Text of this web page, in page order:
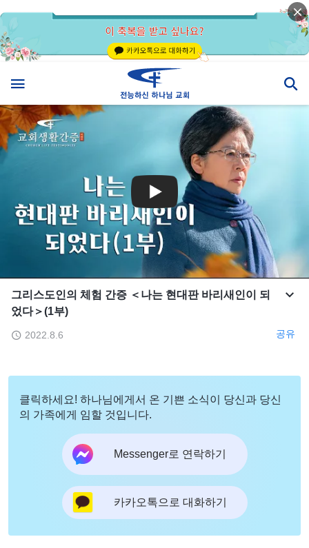
그리스도인의 체험 간증 ＜나는 현대판 바리새인이 되
었다＞(1부)
2022.8.6 공유
클릭하세요! 하나님에게서 온 기쁜 소식이 당신과 당신
의 가족에게 임할 것입니다.
Messenger로 연락하기
카카오톡으로 대화하기